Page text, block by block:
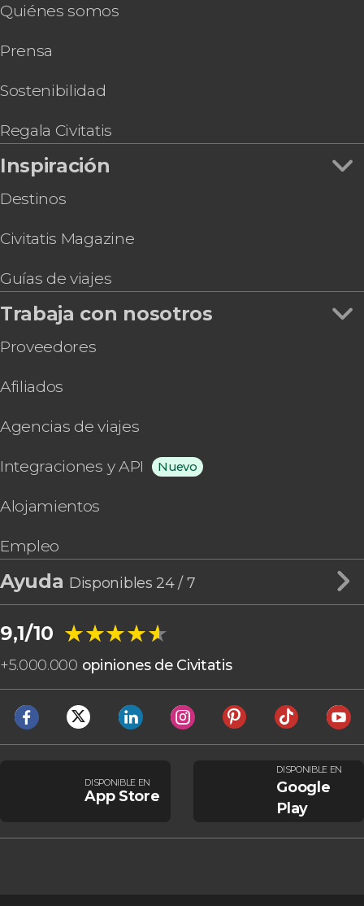
Quiénes somos
Prensa
Sostenibilidad
Regala Civitatis
Inspiración
Destinos
Civitatis Magazine
Guías de viajes
Trabaja con nosotros
Proveedores
Afiliados
Agencias de viajes
Integraciones y API Nuevo
Alojamientos
Empleo
Ayuda Disponibles 24 / 7
9,1/10 ★★★★★
★★★★★
+5.000.000 opiniones de Civitatis
DISPONIBLE EN
App Store
DISPONIBLE EN
Google
Play